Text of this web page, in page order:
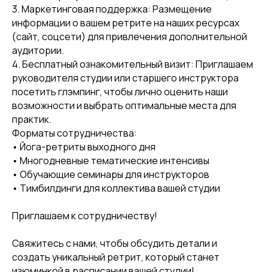
3. Маркетинговая поддержка: Размещение
информации о вашем ретрите на наших ресурсах
(сайт, соцсети) для привлечения дополнительной
аудитории.
4. Бесплатный ознакомительный визит: Приглашаем
руководителя студии или старшего инструктора
посетить глэмпинг, чтобы лично оценить наши
возможности и выбрать оптимальные места для
практик.
Форматы сотрудничества:
• Йога-ретриты выходного дня
• Многодневные тематические интенсивы
• Обучающие семинары для инструкторов
• Тимбилдинги для коллектива вашей студии
Приглашаем к сотрудничеству!
Свяжитесь с нами, чтобы обсудить детали и
создать уникальный ретрит, который станет